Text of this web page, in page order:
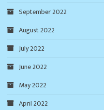
September 2022
August 2022
July 2022
June 2022
May 2022
April 2022